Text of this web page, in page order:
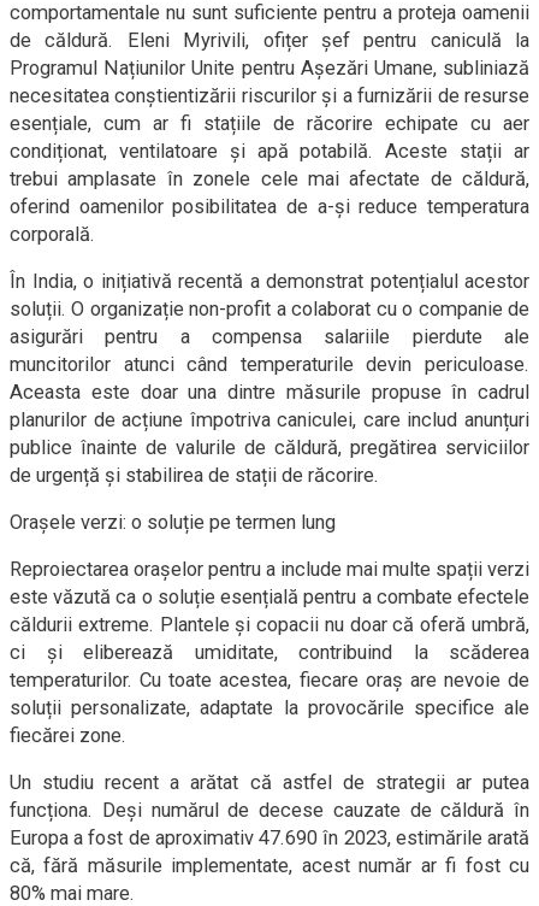
comportamentale nu sunt suficiente pentru a proteja oamenii
de căldură. Eleni Myrivili, ofițer șef pentru caniculă la
Programul Națiunilor Unite pentru Așezări Umane, subliniază
necesitatea conștientizării riscurilor și a furnizării de resurse
esențiale, cum ar fi stațiile de răcorire echipate cu aer
condiționat, ventilatoare și apă potabilă. Aceste stații ar
trebui amplasate în zonele cele mai afectate de căldură,
oferind oamenilor posibilitatea de a-și reduce temperatura
corporală.
În India, o inițiativă recentă a demonstrat potențialul acestor
soluții. O organizație non-profit a colaborat cu o companie de
asigurări pentru a compensa salariile pierdute ale
muncitorilor atunci când temperaturile devin periculoase.
Aceasta este doar una dintre măsurile propuse în cadrul
planurilor de acțiune împotriva caniculei, care includ anunțuri
publice înainte de valurile de căldură, pregătirea serviciilor
de urgență și stabilirea de stații de răcorire.
Orașele verzi: o soluție pe termen lung
Reproiectarea orașelor pentru a include mai multe spații verzi
este văzută ca o soluție esențială pentru a combate efectele
căldurii extreme. Plantele și copacii nu doar că oferă umbră,
ci și eliberează umiditate, contribuind la scăderea
temperaturilor. Cu toate acestea, fiecare oraș are nevoie de
soluții personalizate, adaptate la provocările specifice ale
fiecărei zone.
Un studiu recent a arătat că astfel de strategii ar putea
funcționa. Deși numărul de decese cauzate de căldură în
Europa a fost de aproximativ 47.690 în 2023, estimările arată
că, fără măsurile implementate, acest număr ar fi fost cu
80% mai mare.